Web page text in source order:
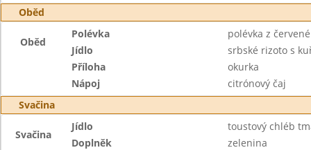
Oběd
Oběd
Polévka
polévka z
Jídlo
srbské rizoto s
Příloha
okurka
Nápoj
citrónový čaj
Svačina
Svačina
Jídlo
toustový chléb
Doplněk
zelenina